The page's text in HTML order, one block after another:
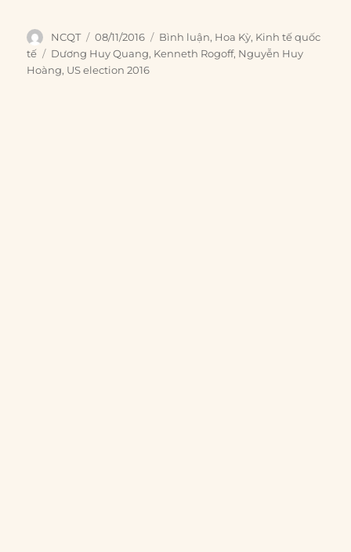
Author
NCQT
Posted
on
08/11/2016 Categories
Bình luận, Hoa Kỳ, Kinh tế quốc
tế
Tags
Dương Huy Quang, Kenneth Rogoff, Nguyễn Huy
Hoàng, US election 2016